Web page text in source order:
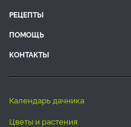
РЕЦЕПТЫ
ПОМОЩЬ
КОНТАКТЫ
календарь дачника
цветы и растения